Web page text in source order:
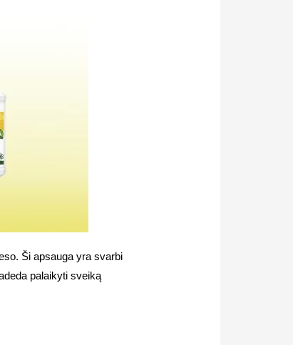
Ši apsauga yra svarbi
palaikyti sveiką